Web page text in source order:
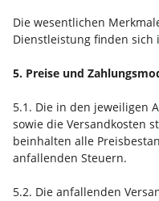
Die wesentlichen
Dienstleistung finden sich
5. Preise und
5.1. Die in den jeweiligen
sowie die Versandkosten
beinhalten alle
anfallenden Steuern.
5.2. Die anfallenden